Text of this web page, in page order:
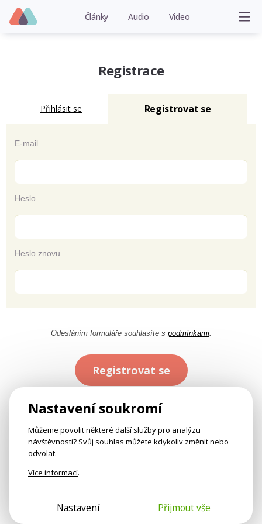
Články Audio Video
Registrace
Přihlásit se Registrovat se
E-mail
Heslo
Heslo znovu
Odesláním formuláře souhlasíte s podmínkami.
Registrovat se
Nastavení soukromí
Můžeme povolit některé další služby pro analýzu
návštěvnosti? Svůj souhlas můžete kdykoliv změnit nebo
odvolat.
Více informací.
Nastavení Přijmout vše